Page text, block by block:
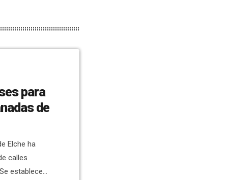
para
de
Elche ha
calles
establece